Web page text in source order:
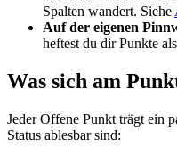
Spalten wandert. Siehe
Auf der eigenen
heftest du dir Punkte
Was sich am
Jeder Offene Punkt trägt ein
Status ablesbar sind: